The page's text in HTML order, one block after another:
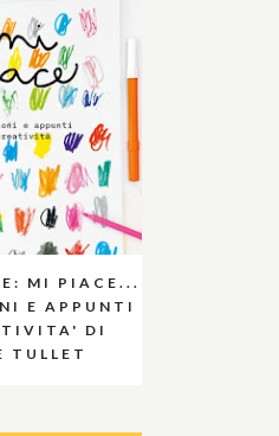
MI PIACE...
E APPUNTI
DI
TULLET